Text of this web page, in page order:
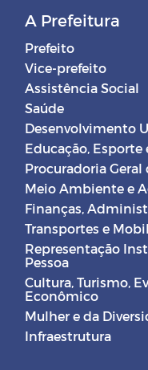
A Prefeitura
Prefeito
Vice-prefeito
Assistência Social
Saúde
Desenvolvimento
Educação, Esporte
Procuradoria
Meio Ambiente e
Finanças,
Transportes e
Representação
Pessoa
Cultura, Turismo,
Econômico
Mulher e da
Infraestrutura